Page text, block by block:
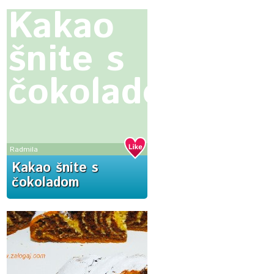
Kakao
šnite s
čokoladom
Radmila
Kakao šnite s
čokoladom